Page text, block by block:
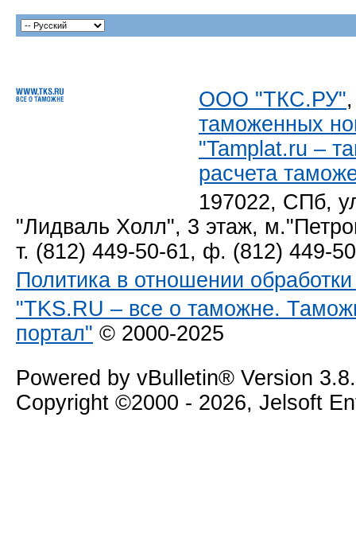
ООО "ТКС.РУ"
таможенных
"Tamplat.ru –
расчета
197022, СПб,
"Лидваль Холл", 3 этаж,
т. (812) 449-50-61, ф. (812) 449-
Политика в отношении
"TKS.RU – все о таможне.
портал" © 2000-2025
Powered by vBulletin® Version
Copyright ©2000 - 2026, Jelsoft